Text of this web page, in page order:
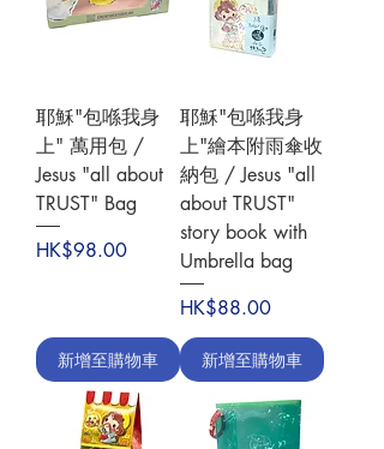
耶穌"包喺我身
上" 萬用包 /
Jesus "all about
TRUST" Bag
價格
HK$98.00
新增至購物車
耶穌"包喺我身
上"繪本附雨傘收
納包 / Jesus "all
about TRUST"
story book with
Umbrella bag
價格
HK$88.00
新增至購物車